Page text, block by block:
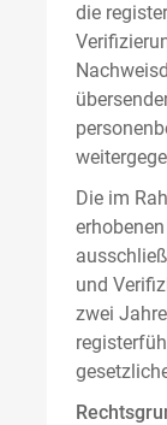
die
Die im
und
zwei